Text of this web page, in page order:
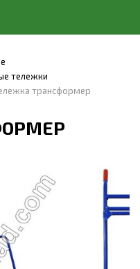
тележки
трансформер